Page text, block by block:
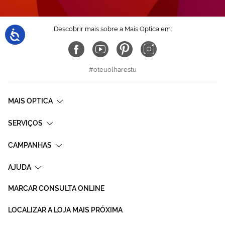
Descobrir mais sobre a Mais Optica em:
#oteuolharestu
MAIS OPTICA
SERVIÇOS
CAMPANHAS
AJUDA
MARCAR CONSULTA ONLINE
LOCALIZAR A LOJA MAIS PRÓXIMA